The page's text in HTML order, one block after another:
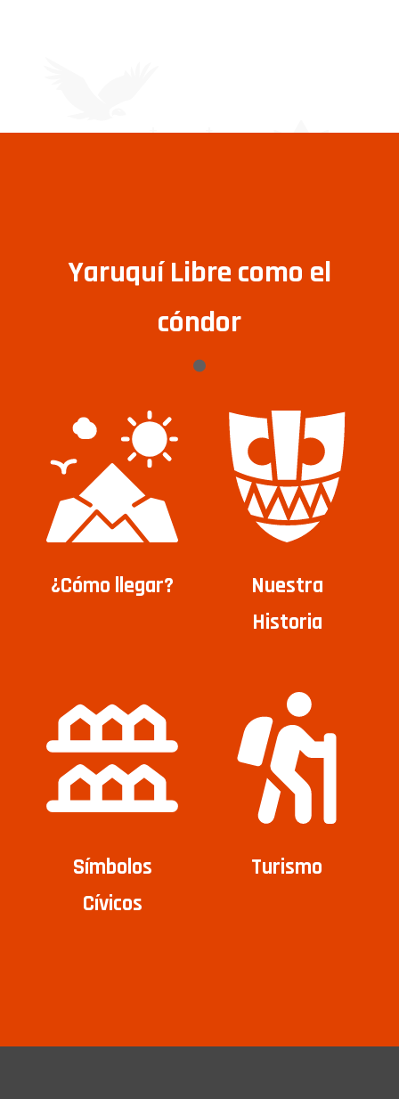
Yaruquí Libre como el
cóndor
¿Cómo llegar?
Nuestra
Historia
Símbolos
Cívicos
Turismo